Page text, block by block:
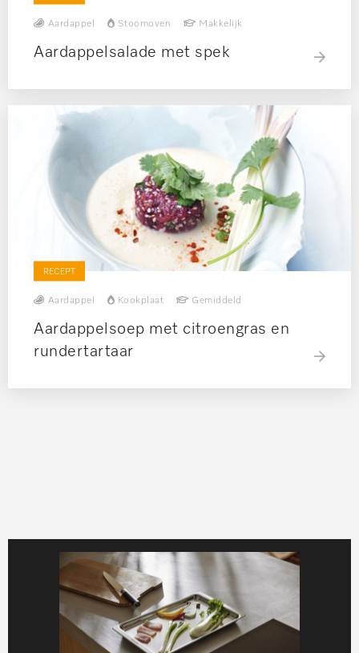
Aardappel Stoomoven Makkelijk
Aardappelsalade met spek
RECEPT
Aardappel Kookplaat Gemiddeld
Aardappelsoep met citroengras en
rundertartaar